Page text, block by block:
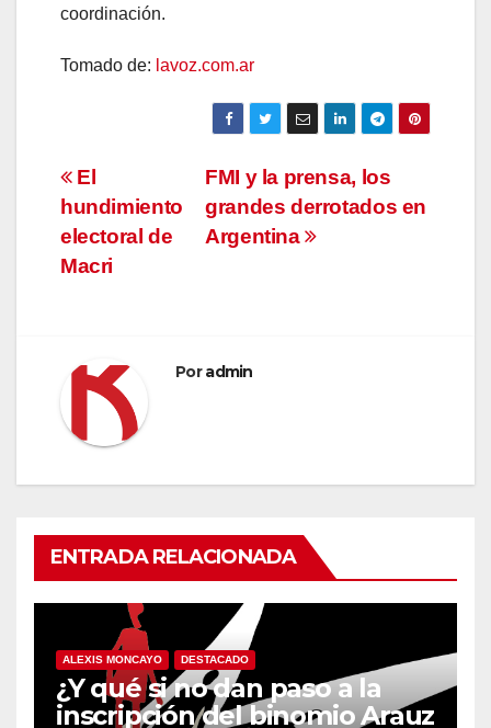
coordinación.
Tomado de: lavoz.com.ar
Navegación
de
entradas
FMI y la prensa, los
grandes derrotados en
Argentina
El
hundimiento
electoral de
Macri
Poradmin
ENTRADA RELACIONADA
ALEXIS MONCAYO DESTACADO
¿Y qué si no dan paso a la
inscripción del binomio Arauz